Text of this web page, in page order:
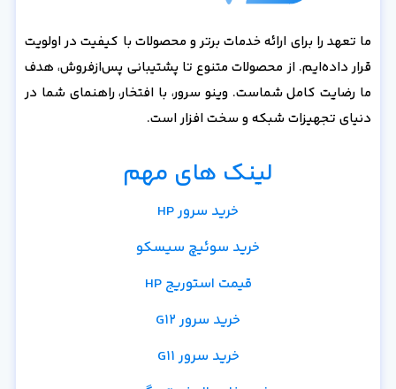
ما تعهد را برای ارائه خدمات برتر و محصولات با کیفیت در اولویت
قرار داده‌ایم. از محصولات متنوع تا پشتیبانی پس‌از‌فروش، هدف
ما رضایت کامل شماست. وینو سرور، با افتخار، راهنمای شما در
دنیای تجهیزات شبکه و سخت افزار است.
لینک های مهم
خرید سرور HP
خرید سوئیچ سیسکو
قیمت استوریج HP
خرید سرور G12
خرید سرور G11